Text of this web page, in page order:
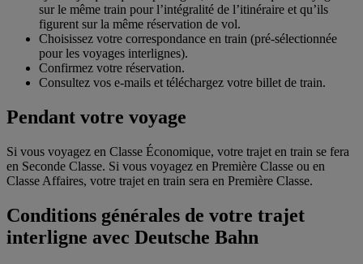
sur le même train pour l’intégralité de l’itinéraire et qu’ils
figurent sur la même réservation de vol.
Choisissez votre correspondance en train (pré-sélectionnée
pour les voyages interlignes).
Confirmez votre réservation.
Consultez vos e-mails et téléchargez votre billet de train.
Pendant votre voyage
Si vous voyagez en Classe Économique, votre trajet en train se fera
en Seconde Classe. Si vous voyagez en Première Classe ou en
Classe Affaires, votre trajet en train sera en Première Classe.
Conditions générales de votre trajet
interligne avec Deutsche Bahn